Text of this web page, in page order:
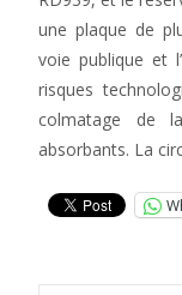
une plaque de
voie publique et
risques
colmatage de
absorbants. La